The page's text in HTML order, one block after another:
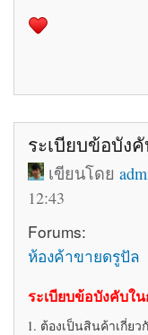
about รับสมัครที
ระเบียบข้อบัง
เขียนโดย
12:43
Forums:
ห้องค้าขายดรูปัล
ระเบียบข้อบังคับใ
ต้องเป็นสินค้าเกี่ย